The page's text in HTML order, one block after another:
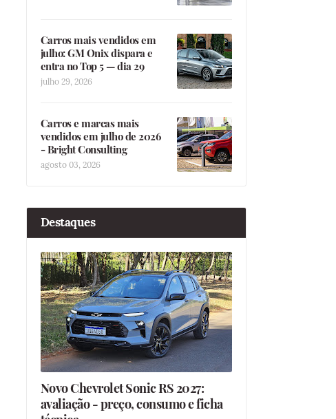
Carros mais vendidos em
julho: GM Onix dispara e
entra no Top 5 — dia 29
julho 29, 2026
Carros e marcas mais
vendidos em julho de 2026
- Bright Consulting
agosto 03, 2026
Destaques
Novo Chevrolet Sonic RS 2027:
avaliação - preço, consumo e ficha